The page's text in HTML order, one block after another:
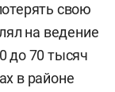
свою
на ведение
до 70 тысяч
в районе